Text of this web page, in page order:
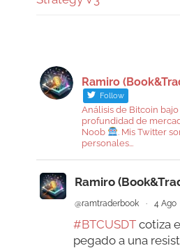
Ramiro
Follow
Análisis de Bitcoin
profundidad de
Noob
. Mis Twitter
personales...
Ramiro
@ramtraderbook · 4 Ago
#BTCUSDT cotiza
pegado a una